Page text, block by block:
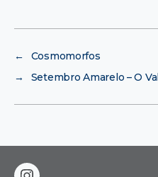
←
Cosmomorfos
→
Setembro Amarelo – O